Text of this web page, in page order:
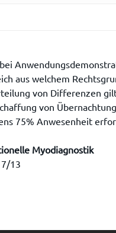
aus welchem
von Differenzen
von
75% Anwesenheit
Myodiagnostik
13